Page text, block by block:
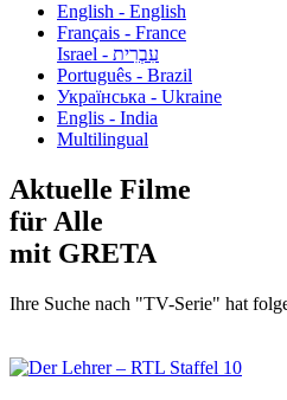
English - English
Français - France
עִבְרִית - Israel
Português - Brazil
Українська - Ukraine
Englis - India
Multilingual
Aktuelle Filme
für Alle
mit GRETA
Ihre Suche nach "TV-Serie" hat